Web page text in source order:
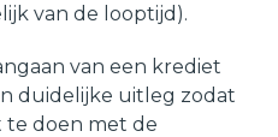
van de looptijd).
van een krediet
duidelijke uitleg zodat
te doen met de